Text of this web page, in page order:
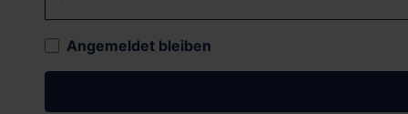
Angemeldet bleiben